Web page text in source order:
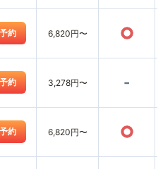
予約 6,820円〜 ○
予約 3,278円〜 -
予約 6,820円〜 ○